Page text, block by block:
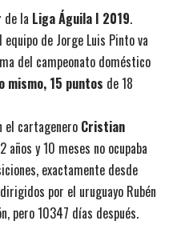
de la Liga Águila I 2019.
de Jorge Luis Pinto va
del campeonato doméstico
mismo, 15 puntos de 18
el cartagenero Cristian
años y 10 meses no ocupaba
exactamente desde
por el uruguayo Rubén
pero 10347 días después.